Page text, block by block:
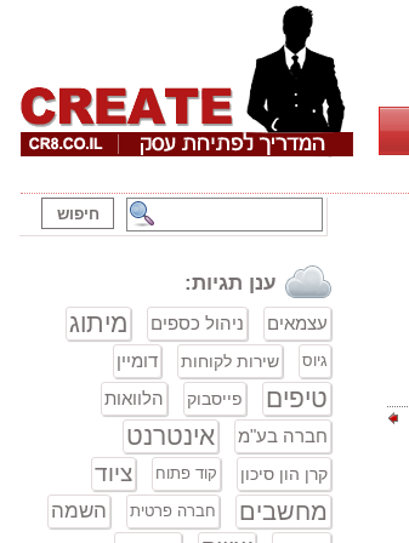
ענן תגיות:
עצמאים ניהול כספים מיתוג
גיוס שירות לקוחות דומיין
טיפים פייסבוק
הלוואות
חברה בע"מ
אינטרנט
קרן הון סיכון קוד פתוח ציוד
מחשבים חברה פרטית השמה